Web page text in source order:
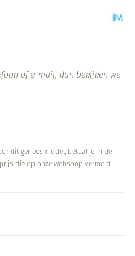
dit geneesmiddel, betaal je in de
die op onze webshop vermeld
of e-mail, dan bekijken we